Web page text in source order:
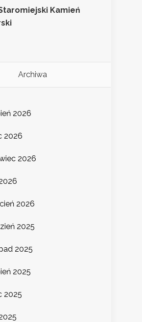
Kamień
Archiwa
2026
2026
2026
2026
2025
2025
2025
2025